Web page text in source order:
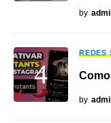
by
REDES
by